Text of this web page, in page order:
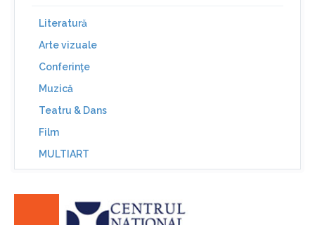
Literatură
Arte vizuale
Conferinţe
Muzică
Teatru & Dans
Film
MULTIART